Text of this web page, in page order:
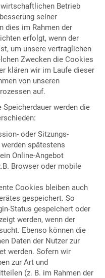
Betrieb
seiner
dies im Rahmen der
erfolgt, wenn der
um unsere vertraglichen
Zwecken die Cookies
klären wir im Laufe dieser
von unseren
auf.
werden die
oder Sitzungs-
spätestens
Online-Angebot
Browser oder mobile
Cookies bleiben auch
gespeichert. So
Status gespeichert oder
werden, wenn der
Ebenso können die
Daten der Nutzer zur
werden. Sofern wir
zur Art und
(z. B. im Rahmen der